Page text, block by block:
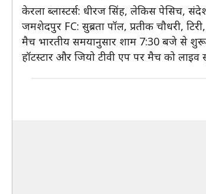
केरला ब्लास्टर्स: धीरज सिंह, लेकिस पेसिच,
जमशेदपुर FC: सुब्रता पॉल, प्रतीक चौधरी,
मैच भारतीय समयानुसार शाम 7:30 बजे से शुरू
हॉटस्टार और जियो टीवी एप पर मैच को लाइव